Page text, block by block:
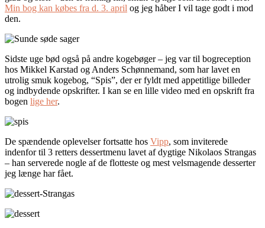
Min bog kan købes fra d. 3. april og jeg håber I vil tage godt i mod
den.
Sidste uge bød også på andre kogebøger – jeg var til bogreception
hos Mikkel Karstad og Anders Schønnemand, som har lavet en
utrolig smuk kogebog, “Spis”, der er fyldt med appetitlige billeder
og indbydende opskrifter. I kan se en lille video med en opskrift fra
bogen lige her.
De spændende oplevelser fortsatte hos Vipp, som inviterede
indenfor til 3 retters dessertmenu lavet af dygtige Nikolaos Strangas
– han serverede nogle af de flotteste og mest velsmagende desserter
jeg længe har fået.